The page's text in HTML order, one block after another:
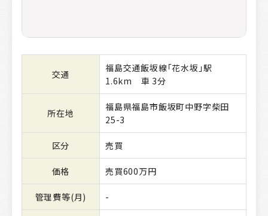
交通
福島交通飯坂線「花水坂」駅
1.6km 車 3分
所在地
福島県福島市飯坂町中野字柴田
25-3
区分 売買
価格 売買600万円
管理費等(月) -